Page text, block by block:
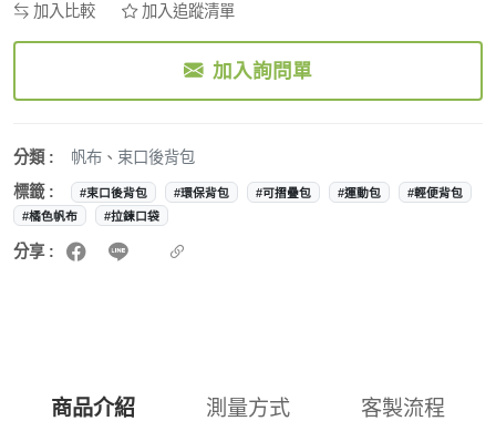
加入比較 加入追蹤清單
加入詢問單
分類 : 帆布 、 束口後背包
標籤 :
#束口後背包 #環保背包 #可摺疊包 #運動包
#輕便背包
#橘色帆布
#拉鍊口袋
分享 :
商品介紹 測量方式 客製流程